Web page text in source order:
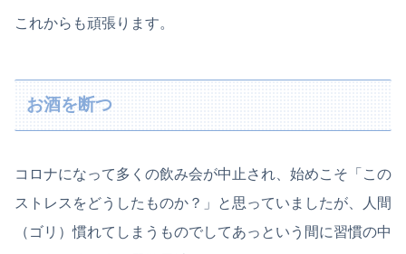
これからも頑張ります。
お酒を断つ
コロナになって多くの飲み会が中止され、始めこそ「この
ストレスをどうしたものか？」と思っていましたが、人間
（ゴリ）慣れてしまうものでしてあっという間に習慣の中